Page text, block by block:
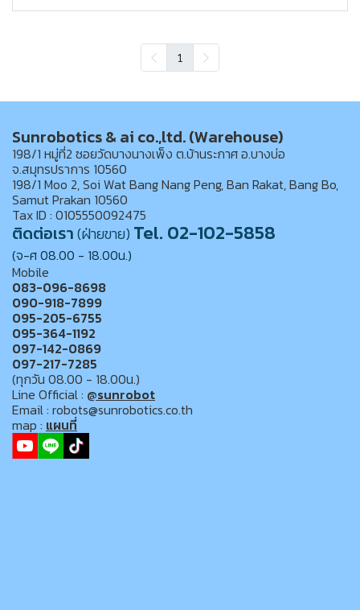
1
Sunrobotics & ai co.,ltd. (Warehouse)
198/1 หมู่ที่2 ซอยวัดบางนางเพ็ง ต.บ้านระกาศ อ.บางบ่อ
จ.สมุทรปราการ 10560
198/1 Moo 2, Soi Wat Bang Nang Peng, Ban Rakat, Bang Bo,
Samut Prakan 10560
Tax ID : 0105550092475
ติดต่อเรา(ฝ่ายขาย) Tel. 02-102-5858
(จ-ศ 08.00 - 18.00น.)
Mobile
083-096-8698
090-918-7899
095-205-6755
095-364-1192
097-142-0869
097-217-7285
(ทุกวัน 08.00 - 18.00น.)
Line Official : @sunrobot
Email : robots@sunrobotics.co.th
map : แผนที่